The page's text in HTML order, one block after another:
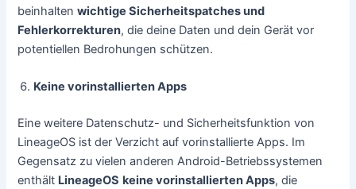
beinhaltenwichtige Sicherheitspatches und
Fehlerkorrekturen, die deine Daten und dein Gerät vor
potentiellen Bedrohungen schützen.
Keine vorinstallierten Apps
Eine weitere Datenschutz- und Sicherheitsfunktion von
LineageOS ist der Verzicht auf vorinstallierte Apps. Im
Gegensatz zu vielen anderen Android-Betriebssystemen
enthält LineageOS keine vorinstallierten Apps, die